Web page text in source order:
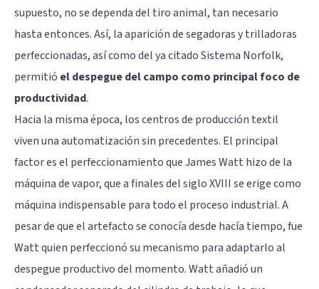
supuesto, no se dependa del tiro animal, tan necesario
hasta entonces. Así, la aparición de segadoras y trilladoras
perfeccionadas, así como del ya citado Sistema Norfolk,
permitió el despegue del campo como principal foco de
productividad.
Hacia la misma época, los centros de producción textil
viven una automatización sin precedentes. El principal
factor es el perfeccionamiento que James Watt hizo de la
máquina de vapor, que a finales del siglo XVIII se erige como
máquina indispensable para todo el proceso industrial. A
pesar de que el artefacto se conocía desde hacía tiempo, fue
Watt quien perfeccionó su mecanismo para adaptarlo al
despegue productivo del momento. Watt añadió un